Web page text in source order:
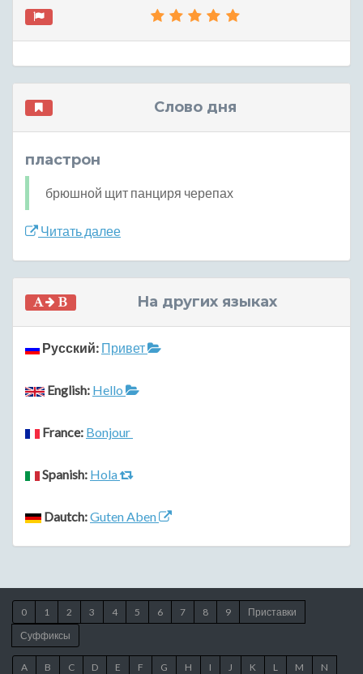
Слово дня
пластрон
брюшной щит панциря черепах
Читать далее
На других языках
Русский: Привет
English: Hello
France: Bonjour
Spanish: Hola
Dautch:Guten Aben
0 1 2 3 4 5 6 7 8 9
Приставки
Суффиксы
A B C D E F G H I J K L M N